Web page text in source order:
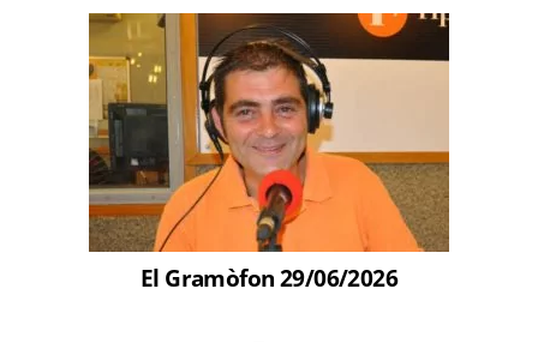
El Gramòfon 29/06/2026